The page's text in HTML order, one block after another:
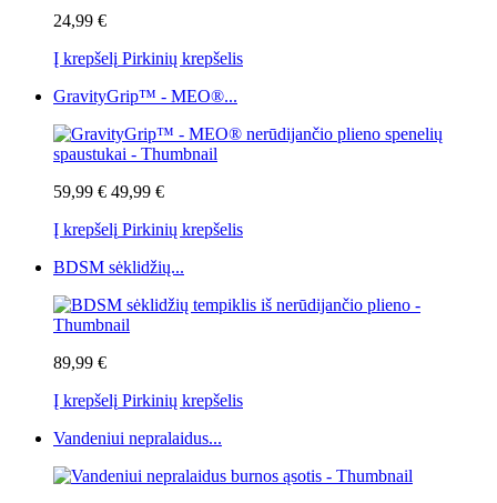
24,99 €
Į krepšelį Pirkinių krepšelis
GravityGrip™ - MEO®...
59,99 € 49,99 €
Į krepšelį Pirkinių krepšelis
BDSM sėklidžių...
89,99 €
Į krepšelį Pirkinių krepšelis
Vandeniui nepralaidus...